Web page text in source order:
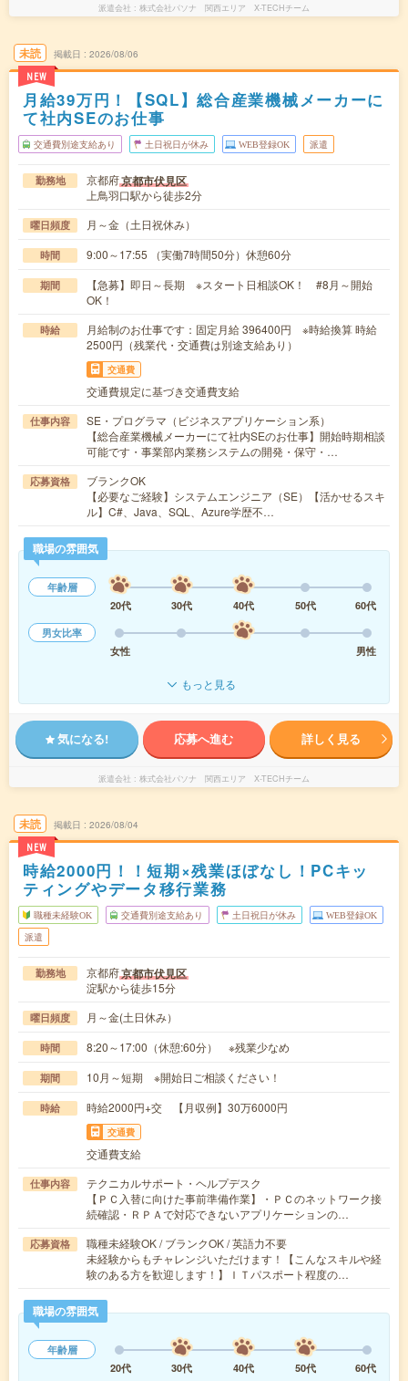
派遣会社 株式会社パソナ 関西エリア X-TECHチーム
未読
NEW
掲載日 2026/08/06
月給39万円！【SQL】総合産業機械メーカーに
て社内SEのお仕事
交通費別途支給あり 土日祝日が休み WEB登録OK 派遣
勤務地 京都府京都市伏見区
上鳥羽口駅から徒歩2分
曜日頻度 月～金（土日祝休み）
時間 9:00～17:55 （実働7時間50分）休憩60分
期間
【急募】即日～長期 ※スタート日相談OK！ #8月～開始
OK！
時給
月給制のお仕事です：固定月給 396400円 ※時給換算 時給
2500円（残業代・交通費は別途支給あり）
交通費
交通費規定に基づき交通費支給
仕事内容
SE・プログラマ（ビジネスアプリケーション系）
【総合産業機械メーカーにて社内SEのお仕事】開始時期相談
可能です・事業部内業務システムの開発・保守・…
応募資格
ブランクOK
【必要なご経験】システムエンジニア（SE）【活かせるスキ
ル】C#、Java、SQL、Azure学歴不…
職場の雰囲気
年齢層
20代
30代 40代 50代
60代
男女比率
女性
男性
もっと見る
気になる! 応募へ進む 詳しく見る
派遣会社 株式会社パソナ 関西エリア X-TECHチーム
未読
NEW
掲載日 2026/08/04
時給2000円！！短期×残業ほぼなし！PCキッ
ティングやデータ移行業務
職種未経験OK 交通費別途支給あり 土日祝日が休み WEB登録OK
派遣
勤務地 京都府京都市伏見区
淀駅から徒歩15分
曜日頻度 月～金(土日休み）
時間 8:20～17:00（休憩:60分） ※残業少なめ
期間 10月～短期 ※開始日ご相談ください！
時給 時給2000円+交 【月収例】30万6000円
交通費
交通費支給
仕事内容
テクニカルサポート・ヘルプデスク
【ＰＣ入替に向けた事前準備作業】・ＰＣのネットワーク接
続確認・ＲＰＡで対応できないアプリケーションの…
応募資格
職種未経験OK / ブランクOK / 英語力不要
未経験からもチャレンジいただけます！【こんなスキルや経
験のある方を歓迎します！】ＩＴパスポート程度の…
職場の雰囲気
年齢層
20代
30代 40代 50代 60代